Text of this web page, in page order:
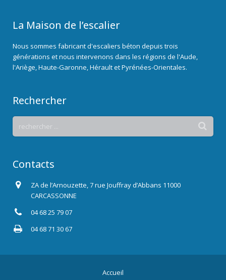
La Maison de l’escalier
Nous sommes fabricant d'escaliers béton depuis trois
générations et nous intervenons dans les régions de l'Aude,
l'Ariège, Haute-Garonne, Hérault et Pyrénées-Orientales.
Rechercher
Contacts
ZA de l’Arnouzette, 7 rue Jouffray d’Abbans 11000
CARCASSONNE
04 68 25 79 07
04 68 71 30 67
Accueil